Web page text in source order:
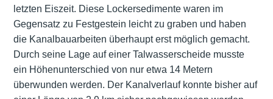
letzten Eiszeit. Diese Lockersedimente waren im
Gegensatz zu Festgestein leicht zu graben und haben
die Kanalbauarbeiten überhaupt erst möglich gemacht.
Durch seine Lage auf einer Talwasserscheide musste
ein Höhenunterschied von nur etwa 14 Metern
überwunden werden. Der Kanalverlauf konnte bisher auf